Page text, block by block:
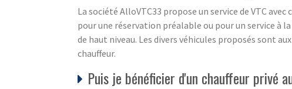
La société AlloVTC33 propose un service de VTC
pour une réservation préalable ou pour un service à
de haut niveau. Les divers véhicules proposés sont
chauffeur.
Puis je bénéficier d'un chauffeur privé